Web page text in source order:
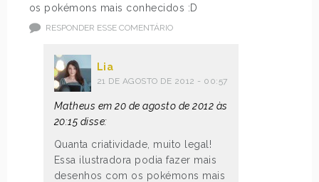
os pokémons mais conhecidos :D
RESPONDER ESSE COMENTÁRIO
Lia
21 DE AGOSTO DE 2012 - 00:57
Matheus em 20 de agosto de 2012 às
20:15 disse:
Quanta criatividade, muito legal!
Essa ilustradora podia fazer mais
desenhos com os pokémons mais